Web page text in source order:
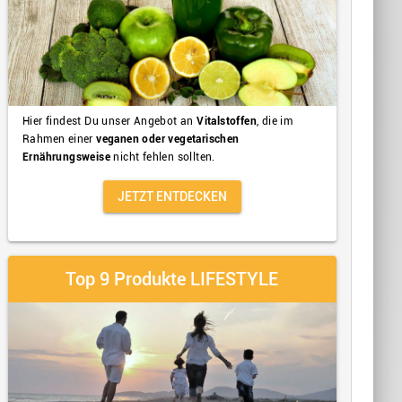
Hier findest Du unser Angebot anVitalstoffen, die im
Rahmen einerveganen oder vegetarischen
Ernährungsweise nicht fehlen sollten.
JETZT ENTDECKEN
Top 9 Produkte LIFESTYLE